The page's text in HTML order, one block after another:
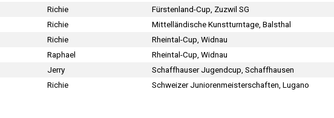
Richie Fürstenland-Cup, Zuzwil SG
Richie Mittelländische Kunstturntage, Balsthal
Richie Rheintal-Cup, Widnau
Raphael Rheintal-Cup, Widnau
Jerry Schaffhauser Jugendcup, Schaffhausen
Richie Schweizer Juniorenmeisterschaften, Lugano